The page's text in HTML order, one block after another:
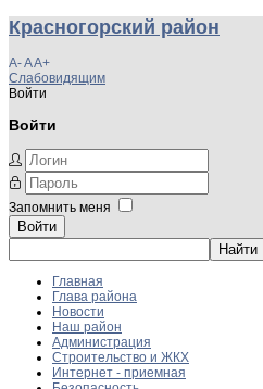
Красногорский район
A-AA+
Слабовидящим
Войти
Войти
Запомнить меня
Войти
Главная
Глава района
Новости
Наш район
Администрация
Строительство и ЖКХ
Интернет - приемная